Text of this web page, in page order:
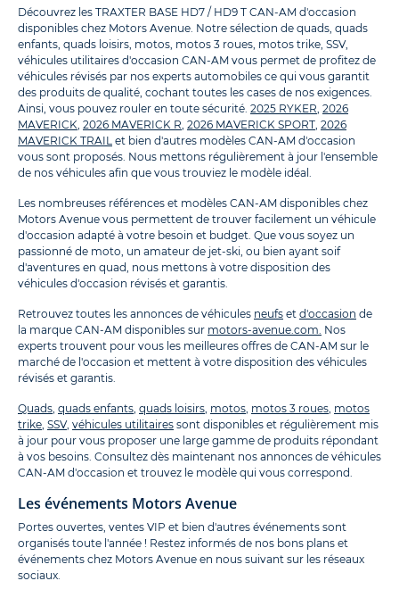
Découvrez les TRAXTER BASE HD7 / HD9 T CAN-AM d'occasion
disponibles chez Motors Avenue. Notre sélection de quads, quads
enfants, quads loisirs, motos, motos 3 roues, motos trike, SSV,
véhicules utilitaires d'occasion CAN-AM vous permet de profitez de
véhicules révisés par nos experts automobiles ce qui vous garantit
des produits de qualité, cochant toutes les cases de nos exigences.
Ainsi, vous pouvez rouler en toute sécurité. 2025 RYKER, 2026
MAVERICK, 2026 MAVERICK R, 2026 MAVERICK SPORT, 2026
MAVERICK TRAIL et bien d'autres modèles CAN-AM d'occasion
vous sont proposés. Nous mettons régulièrement à jour l'ensemble
de nos véhicules afin que vous trouviez le modèle idéal.
Les nombreuses références et modèles CAN-AM disponibles chez
Motors Avenue vous permettent de trouver facilement un véhicule
d'occasion adapté à votre besoin et budget. Que vous soyez un
passionné de moto, un amateur de jet-ski, ou bien ayant soif
d'aventures en quad, nous mettons à votre disposition des
véhicules d'occasion révisés et garantis.
Retrouvez toutes les annonces de véhicules neufs et d'occasion de
la marque CAN-AM disponibles sur motors-avenue.com. Nos
experts trouvent pour vous les meilleures offres de CAN-AM sur le
marché de l'occasion et mettent à votre disposition des véhicules
révisés et garantis.
Quads, quads enfants, quads loisirs, motos, motos 3 roues, motos
trike, SSV, véhicules utilitaires sont disponibles et régulièrement mis
à jour pour vous proposer une large gamme de produits répondant
à vos besoins. Consultez dès maintenant nos annonces de véhicules
CAN-AM d'occasion et trouvez le modèle qui vous correspond.
Les événements Motors Avenue
Portes ouvertes, ventes VIP et bien d'autres événements sont
organisés toute l'année ! Restez informés de nos bons plans et
événements chez Motors Avenue en nous suivant sur les réseaux
sociaux.